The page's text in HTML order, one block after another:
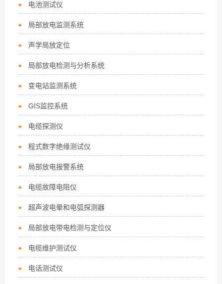
电池测试仪
局部放电监测系统
声学局放定位
局部放电检测与分析系统
变电站监测系统
GIS监控系统
电缆探测仪
程式数字绝缘测试仪
局部放电报警系统
电缆故障电阻仪
超声波电晕和电弧探测器
局部放电带电检测与定位仪
电缆维护测试仪
电话测试仪